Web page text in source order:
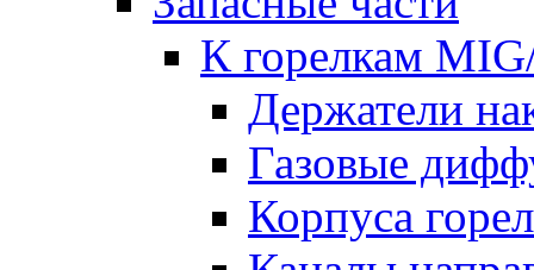
К горелкам
Держатели
Газовые
Корпуса